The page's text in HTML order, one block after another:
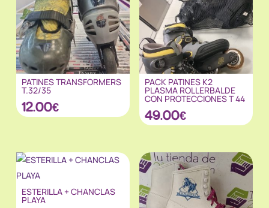
PATINES TRANSFORMERS
T.32/35
12.00€
PACK PATINES K2
PLASMA ROLLERBALDE
CON PROTECCIONES T 44
49.00€
ESTERILLA + CHANCLAS
PLAYA